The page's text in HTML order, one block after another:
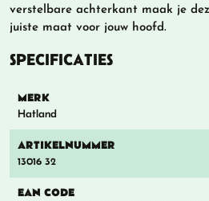
verstelbare achterkant maak je
juiste maat voor jouw hoofd.
SPECIFICATIES
MERK
Hatland
ARTIKELNUMMER
13016 32
EAN CODE